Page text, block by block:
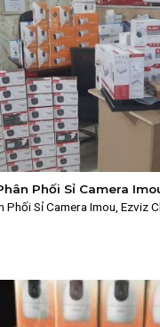
Phối Sỉ Camera
Phối Sỉ Camera Imou, Ezviz